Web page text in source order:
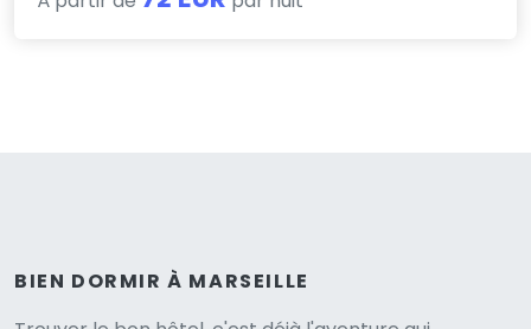
BIEN DORMIR À MARSEILLE